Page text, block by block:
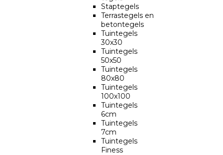
Staptegels
Terrastegels en
betontegels
Tuintegels
30x30
Tuintegels
50x50
Tuintegels
80x80
Tuintegels
100x100
Tuintegels
6cm
Tuintegels
7cm
Tuintegels
Finess